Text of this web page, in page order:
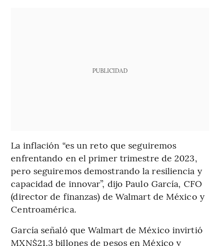
PUBLICIDAD
La inflación “es un reto que seguiremos
enfrentando en el primer trimestre de 2023,
pero seguiremos demostrando la resiliencia y
capacidad de innovar”, dijo Paulo García, CFO
(director de finanzas) de Walmart de México y
Centroamérica.
García señaló que Walmart de México invirtió
MXN$21,3 billones de pesos en México y